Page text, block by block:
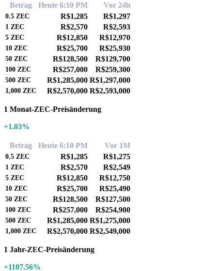
Betrag Heute 6:10 PM Vor 24h
0.5 ZEC R$1,285 R$1,297
1 ZEC R$2,570 R$2,593
5 ZEC R$12,850 R$12,970
10 ZEC R$25,700 R$25,930
50 ZEC R$128,500 R$129,700
100 ZEC R$257,000 R$259,300
500 ZEC R$1,285,000 R$1,297,000
1,000 ZEC R$2,570,000 R$2,593,000
1 Monat-ZEC-Preisänderung
+1.03%
Betrag Heute 6:10 PM Vor 1M
0.5 ZEC R$1,285 R$1,275
1 ZEC R$2,570 R$2,549
5 ZEC R$12,850 R$12,750
10 ZEC R$25,700 R$25,490
50 ZEC R$128,500 R$127,500
100 ZEC R$257,000 R$254,900
500 ZEC R$1,285,000 R$1,275,000
1,000 ZEC R$2,570,000 R$2,549,000
1 Jahr-ZEC-Preisänderung
+1107.56%